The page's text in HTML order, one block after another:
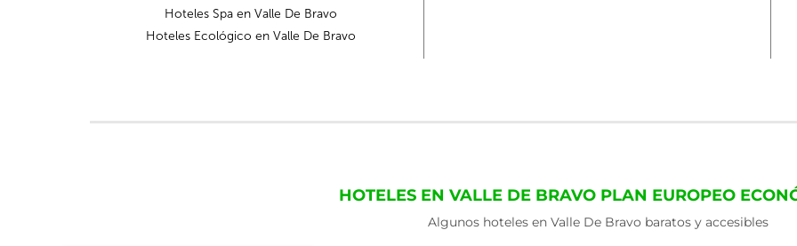
Hoteles Spa en Valle De Bravo
Hoteles Ecológico en Valle De Bravo
HOTELES EN VALLE DE BRAVO PLAN EUROPEO
Algunos hoteles en Valle De Bravo baratos y accesibles